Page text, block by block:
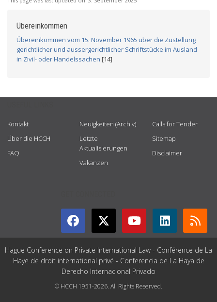
Übereinkommen
Übereinkommen vom 15. November 1965 über die Zustellung
gerichtlicher und aussergerichtlicher Schriftstücke im Ausland
in Zivil- oder Handelssachen [14]
Kontakt
Über die HCCH
FAQ
Neuigkeiten (Archiv)
Letzte
Aktualisierungen
Vakanzen
Calls for Tender
Sitemap
Disclaimer
Hague Conference on Private International Law - Conférence de La
Haye de droit international privé - Conferencia de La Haya de
Derecho Internacional Privado
© HCCH 1951-2026. All Rights Reserved.